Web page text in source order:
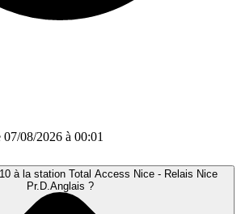
08/2026 à 00:01
à la station Total Access Nice - Relais Nice
Pr.D.Anglais ?